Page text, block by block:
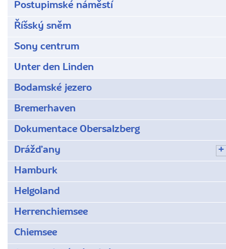
Postupimské náměstí
Říšský sněm
Sony centrum
Unter den Linden
Bodamské jezero
Bremerhaven
Dokumentace Obersalzberg
Drážďany
Hamburk
Helgoland
Herrenchiemsee
Chiemsee